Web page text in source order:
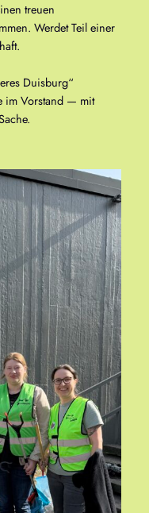
treuen
Werdet Teil einer
Duisburg“
im Vorstand — mit